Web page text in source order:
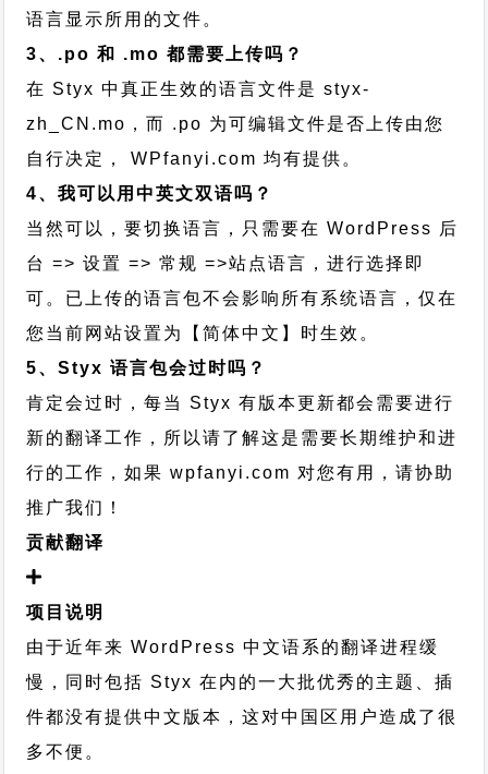
语言显示所用的文件。
3、.po 和 .mo 都需要上传吗？
在 Styx 中真正生效的语言文件是 styx-
zh_CN.mo，而 .po 为可编辑文件是否上传由您
自行决定， WPfanyi.com 均有提供。
4、我可以用中英文双语吗？
当然可以，要切换语言，只需要在 WordPress 后
台 => 设置 => 常规 =>站点语言，进行选择即
可。已上传的语言包不会影响所有系统语言，仅在
您当前网站设置为【简体中文】时生效。
5、Styx 语言包会过时吗？
肯定会过时，每当 Styx 有版本更新都会需要进行
新的翻译工作，所以请了解这是需要长期维护和进
行的工作，如果 wpfanyi.com 对您有用，请协助
推广我们！
贡献翻译
项目说明
由于近年来 WordPress 中文语系的翻译进程缓
慢，同时包括 Styx 在内的一大批优秀的主题、插
件都没有提供中文版本，这对中国区用户造成了很
多不便。